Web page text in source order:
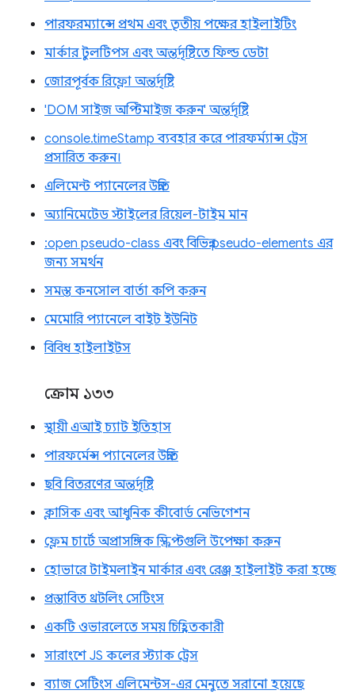
পারফরম্যান্সে প্রথম এবং তৃতীয় পক্ষের হাইলাইটিং
মার্কার টুলটিপস এবং অন্তর্দৃষ্টিতে ফিল্ড ডেটা
জোরপূর্বক রিফ্লো অন্তর্দৃষ্টি
'DOM সাইজ অপ্টিমাইজ করুন' অন্তর্দৃষ্টি
console.timeStamp ব্যবহার করে পারফর্ম্যান্স ট্রেস
প্রসারিত করুন।
এলিমেন্ট প্যানেলের উন্নতি
অ্যানিমেটেড স্টাইলের রিয়েল-টাইম মান
:open pseudo-class এবং বিভিন্ন pseudo-elements এর
জন্য সমর্থন
সমস্ত কনসোল বার্তা কপি করুন
মেমোরি প্যানেলে বাইট ইউনিট
বিবিধ হাইলাইটস
ক্রোম ১৩৩
স্থায়ী এআই চ্যাট ইতিহাস
পারফর্মেন্স প্যানেলের উন্নতি
ছবি বিতরণের অন্তর্দৃষ্টি
ক্লাসিক এবং আধুনিক কীবোর্ড নেভিগেশন
ফ্লেম চার্টে অপ্রাসঙ্গিক স্ক্রিপ্টগুলি উপেক্ষা করুন
হোভারে টাইমলাইন মার্কার এবং রেঞ্জ হাইলাইট করা হচ্ছে
প্রস্তাবিত থ্রটলিং সেটিংস
একটি ওভারলেতে সময় চিহ্নিতকারী
সারাংশে JS কলের স্ট্যাক ট্রেস
ব্যাজ সেটিংস এলিমেন্টস-এর মেনুতে সরানো হয়েছে